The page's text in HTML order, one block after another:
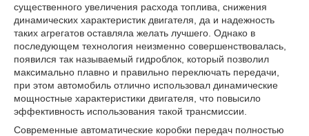
существенного увеличения расхода топлива, снижения
динамических характеристик двигателя, да и надежность
таких агрегатов оставляла желать лучшего. Однако в
последующем технология неизменно совершенствовалась,
появился так называемый гидроблок, который позволил
максимально плавно и правильно переключать передачи,
при этом автомобиль отлично использовал динамические
мощностные характеристики двигателя, что повысило
эффективность использования такой трансмиссии.
Современные автоматические коробки передач полностью